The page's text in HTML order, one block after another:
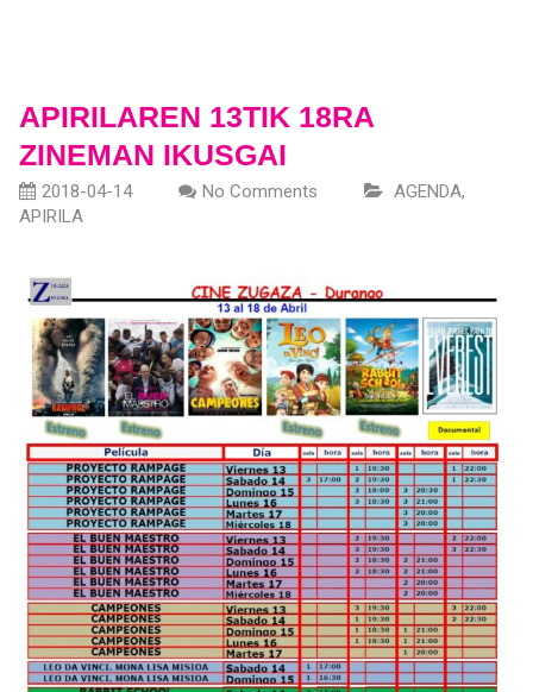
APIRILAREN 13TIK 18RA
ZINEMAN IKUSGAI
2018-04-14 No Comments AGENDA,
APIRILA